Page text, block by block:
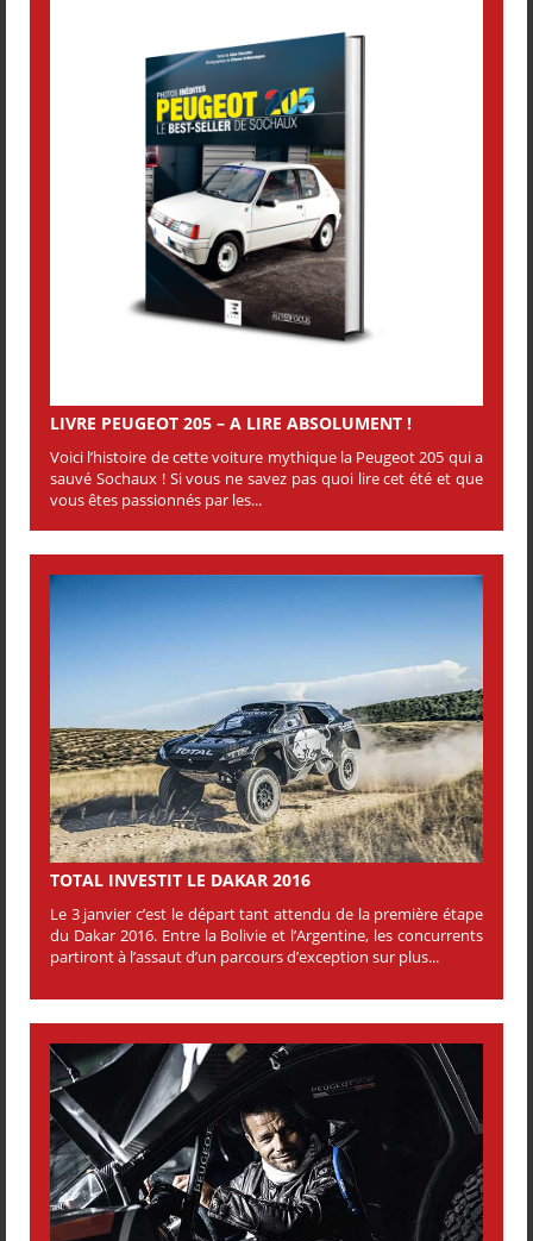
LIVRE PEUGEOT 205 – A LIRE ABSOLUMENT !
Voici l’histoire de cette voiture mythique la Peugeot 205 qui a
sauvé Sochaux ! Si vous ne savez pas quoi lire cet été et que
vous êtes passionnés par les...
TOTAL INVESTIT LE DAKAR 2016
Le 3 janvier c’est le départ tant attendu de la première étape
du Dakar 2016. Entre la Bolivie et l’Argentine, les concurrents
partiront à l’assaut d’un parcours d’exception sur plus...